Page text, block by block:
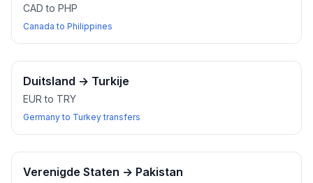
CAD to PHP
Canada to Philippines
Duitsland → Turkije
EUR to TRY
Germany to Turkey transfers
Verenigde Staten → Pakistan